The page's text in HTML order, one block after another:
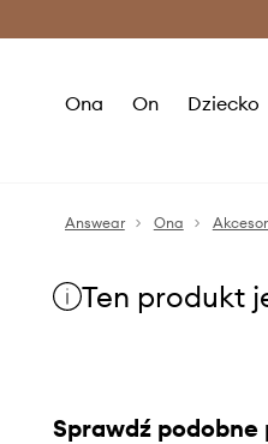
Ona On Dziecko
Answear Ona
Ten produkt
Sprawdź